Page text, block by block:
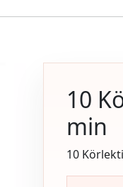
10
min
10